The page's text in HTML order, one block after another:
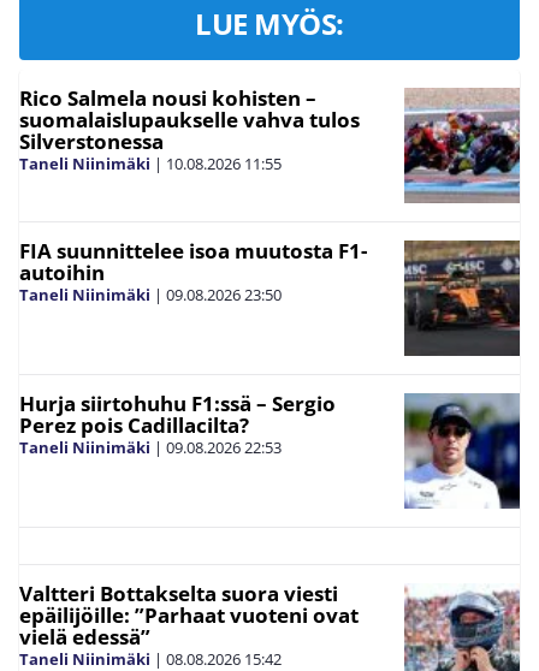
LUE MYÖS:
Rico Salmela nousi kohisten –
suomalaislupaukselle vahva tulos
Silverstonessa
Taneli Niinimäki | 10.08.2026 11:55
FIA suunnittelee isoa muutosta F1-
autoihin
Taneli Niinimäki | 09.08.202623:50
Hurja siirtohuhu F1:ssä – Sergio
Perez pois Cadillacilta?
Taneli Niinimäki | 09.08.202622:53
Valtteri Bottakselta suora viesti
epäilijöille: ”Parhaat vuoteni ovat
vielä edessä”
Taneli Niinimäki | 08.08.2026 15:42